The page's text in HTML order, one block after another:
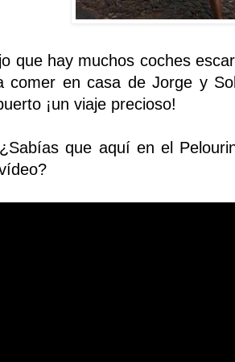
que hay muchos coches
comer en casa de Jorge y
¡un viaje precioso!
que aquí en el